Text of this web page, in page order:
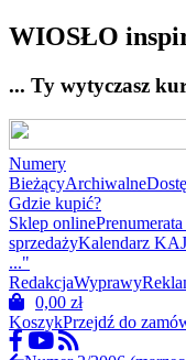
WIOSŁO
... Ty wytyczasz
Numery
BieżącyArchiwalne
Gdzie kupić?
Sklep online
sprzedażyKalendarz
..."
RedakcjaWyprawy
0,00 zł
KoszykPrzejdź do